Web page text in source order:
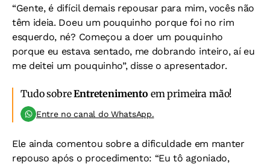
“Gente, é difícil demais repousar para mim, vocês não
têm ideia. Doeu um pouquinho porque foi no rim
esquerdo, né? Começou a doer um pouquinho
porque eu estava sentado, me dobrando inteiro, aí eu
me deitei um pouquinho”, disse o apresentador.
Tudo sobreEntretenimento em primeira mão!
Entre no canal do WhatsApp.
Ele ainda comentou sobre a dificuldade em manter
repouso após o procedimento: “Eu tô agoniado,